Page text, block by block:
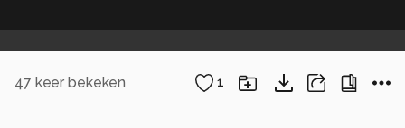
47 keer bekeken 1